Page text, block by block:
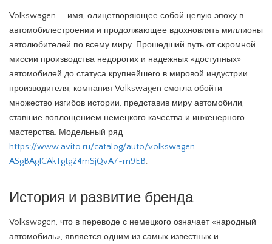
Volkswagen — имя, олицетворяющее собой целую эпоху в
автомобилестроении и продолжающее вдохновлять миллионы
автолюбителей по всему миру. Прошедший путь от скромной
миссии производства недорогих и надежных «доступных»
автомобилей до статуса крупнейшего в мировой индустрии
производителя, компания Volkswagen смогла обойти
множество изгибов истории, представив миру автомобили,
ставшие воплощением немецкого качества и инженерного
мастерства. Модельный ряд
https://www.avito.ru/catalog/auto/volkswagen-
ASgBAgICAkTgtg24mSjQvA7~m9EB.
История и развитие бренда
Volkswagen, что в переводе с немецкого означает «народный
автомобиль», является одним из самых известных и